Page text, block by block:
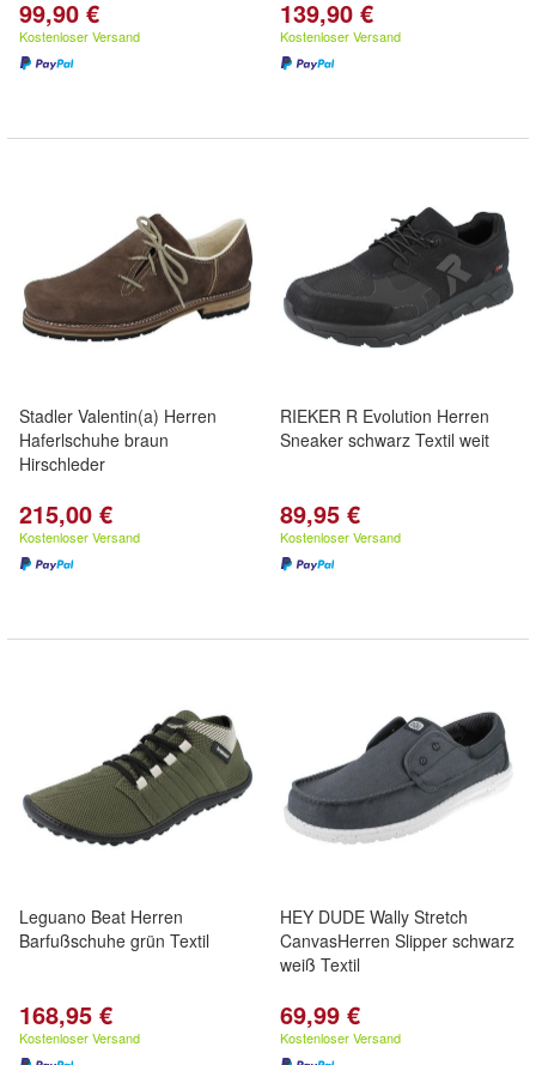
99,90 €
Kostenloser Versand
139,90 €
Kostenloser Versand
Stadler Valentin(a) Herren
Haferlschuhe braun
Hirschleder
215,00 €
Kostenloser Versand
RIEKER R Evolution Herren
Sneaker schwarz Textil weit
89,95 €
Kostenloser Versand
Leguano Beat Herren
Barfußschuhe grün Textil
168,95 €
Kostenloser Versand
HEY DUDE Wally Stretch
CanvasHerren Slipper schwarz
weiß Textil
69,99 €
Kostenloser Versand